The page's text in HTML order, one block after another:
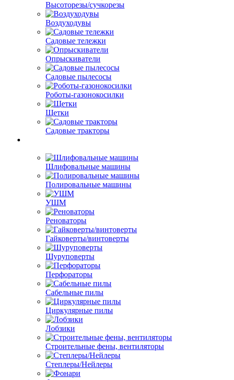
Высоторезы/сучкорезы
Воздуходувы
Садовые тележки
Опрыскиватели
Садовые пылесосы
Роботы-газонокосилки
Щетки
Садовые тракторы
Шлифовальные машины
Полировальные машины
УШМ
Реноваторы
Гайковерты/винтоверты
Шуруповерты
Перфораторы
Сабельные пилы
Циркулярные пилы
Лобзики
Строительные фены, вентиляторы
Степлеры/Нейлеры